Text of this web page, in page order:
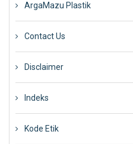
ArgaMazu Plastik
Contact Us
Disclaimer
Indeks
Kode Etik